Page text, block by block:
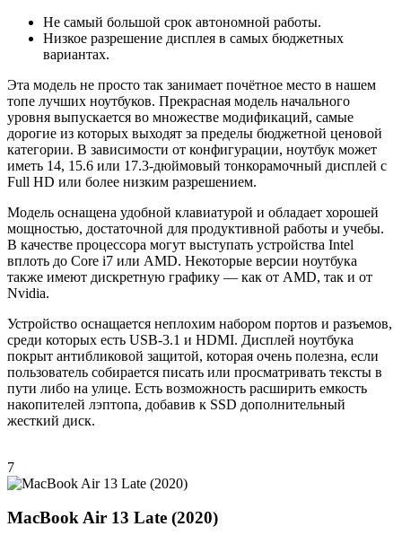
Не самый большой срок автономной работы.
Низкое разрешение дисплея в самых бюджетных
вариантах.
Эта модель не просто так занимает почётное место в нашем
топе лучших ноутбуков. Прекрасная модель начального
уровня выпускается во множестве модификаций, самые
дорогие из которых выходят за пределы бюджетной ценовой
категории. В зависимости от конфигурации, ноутбук может
иметь 14, 15.6 или 17.3-дюймовый тонкорамочный дисплей с
Full HD или более низким разрешением.
Модель оснащена удобной клавиатурой и обладает хорошей
мощностью, достаточной для продуктивной работы и учебы.
В качестве процессора могут выступать устройства Intel
вплоть до Core i7 или AMD. Некоторые версии ноутбука
также имеют дискретную графику — как от AMD, так и от
Nvidia.
Устройство оснащается неплохим набором портов и разъемов,
среди которых есть USB-3.1 и HDMI. Дисплей ноутбука
покрыт антибликовой защитой, которая очень полезна, если
пользователь собирается писать или просматривать тексты в
пути либо на улице. Есть возможность расширить емкость
накопителей лэптопа, добавив к SSD дополнительный
жесткий диск.
7
MacBook Air 13 Late (2020)